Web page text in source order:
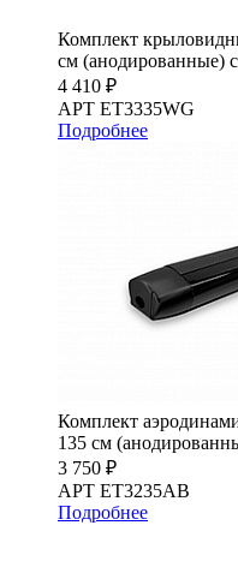
Комплект
см (анодированные)
4 410 ₽
АРТ ET3335WG
Подробнее
Комплект
135 см
3 750 ₽
АРТ ET3235AB
Подробнее